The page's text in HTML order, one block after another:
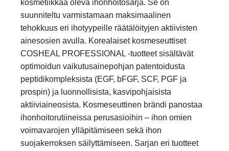
kosmetiikkaa oleva ihonhoitosarja. Se on
suunniteltu varmistamaan maksimaalinen
tehokkuus eri ihotyypeille räätälöityjen aktiivisten
ainesosien avulla. Korealaiset kosmeseuttiset
COSHEAL PROFESSIONAL -tuotteet sisältävät
optimoidun vaikutusainepohjan patentoidusta
peptidikompleksista (EGF, bFGF, SCF, PGF ja
prospin) ja luonnollisista, kasvipohjaisista
aktiiviaineosista. Kosmeseuttinen brändi panostaa
ihonhoitorutiineissa perusasioihin – ihon omien
voimavarojen ylläpitämiseen sekä ihon
suojakerroksen säilyttämiseen. Sarjan eri tuotteet